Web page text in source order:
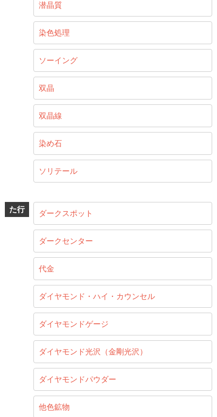
潜晶質
染色処理
ソーイング
双晶
双晶線
染め石
ソリテール
た行 ダークスポット
ダークセンター
代金
ダイヤモンド・ハイ・カウンセル
ダイヤモンドゲージ
ダイヤモンド光沢（金剛光沢）
ダイヤモンドパウダー
他色鉱物